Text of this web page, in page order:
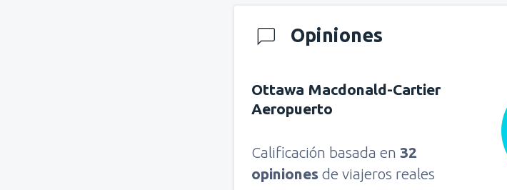
Opiniones
Ottawa Macdonald-Cartier
Aeropuerto
Calificación basada en 32
opiniones de viajeros reales